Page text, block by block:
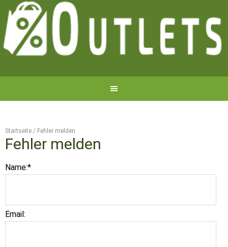
Startseite / Fehler melden
Fehler melden
Name:*
Email: